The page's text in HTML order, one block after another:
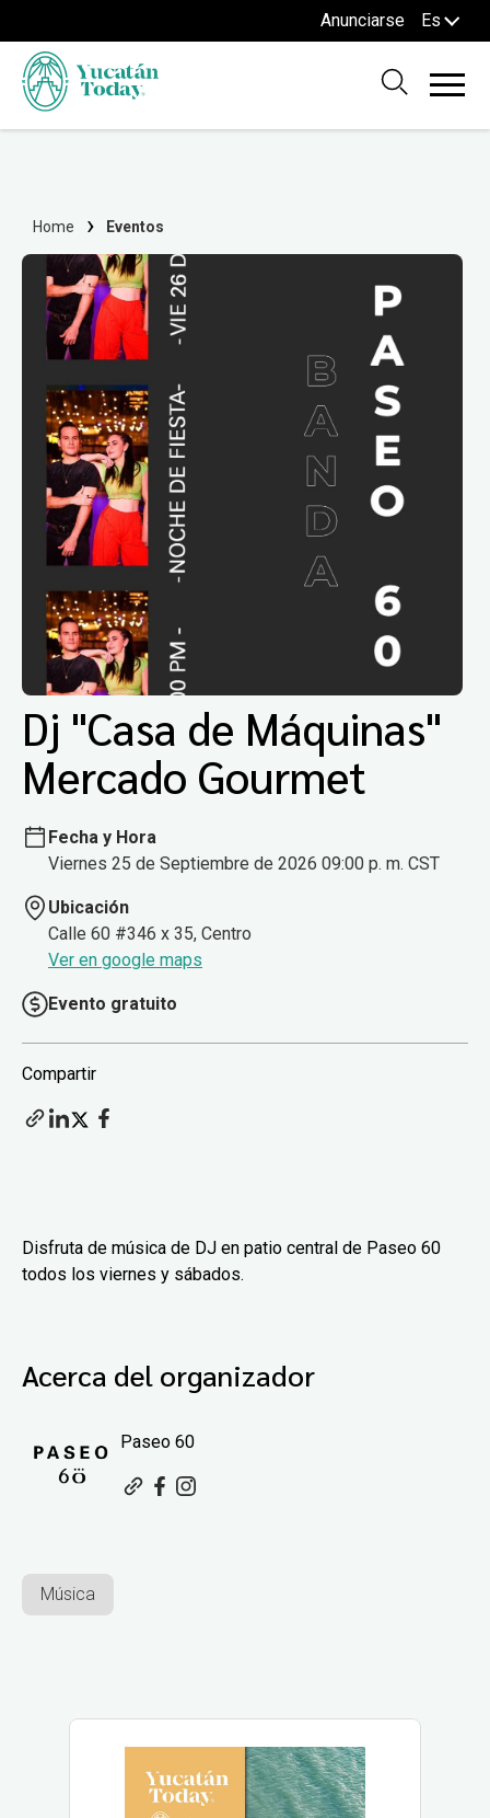
Anunciarse Es
Home Eventos
Dj "Casa de Máquinas"
Mercado Gourmet
Fecha y Hora
Viernes 25 de Septiembre de 2026 09:00 p. m. CST
Ubicación
Calle 60 #346 x 35, Centro
Ver en google maps
Evento gratuito
Compartir
Disfruta de música de DJ en patio central de Paseo 60
todos los viernes y sábados.
Acerca del organizador
Paseo 60
Música